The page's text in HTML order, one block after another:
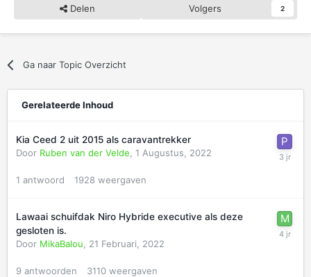
Delen Volgers 2
Ga naar Topic Overzicht
Gerelateerde Inhoud
Kia Ceed 2 uit 2015 als caravantrekker
Door Ruben van der Velde 1 Augustus, 2022
1 antwoord 1928 weergaven
Lawaai schuifdak Niro Hybride executive als deze
gesloten is.
Door MikaBalou 21 Februari, 2022
9 antwoorden 3110 weergaven